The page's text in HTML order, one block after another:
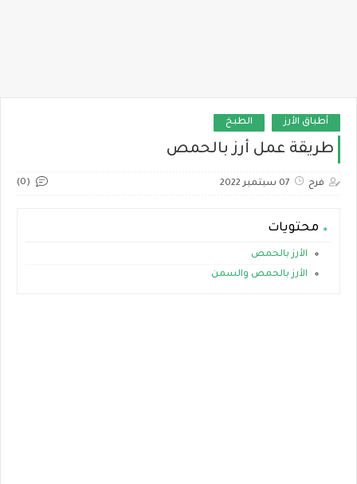
أطباق الأرز الطبخ
طريقة عمل أرز بالحمص
فرح 07 سبتمبر 2022 (0)
محتويات
الأرز بالحمص
الأرز بالحمص والسمن